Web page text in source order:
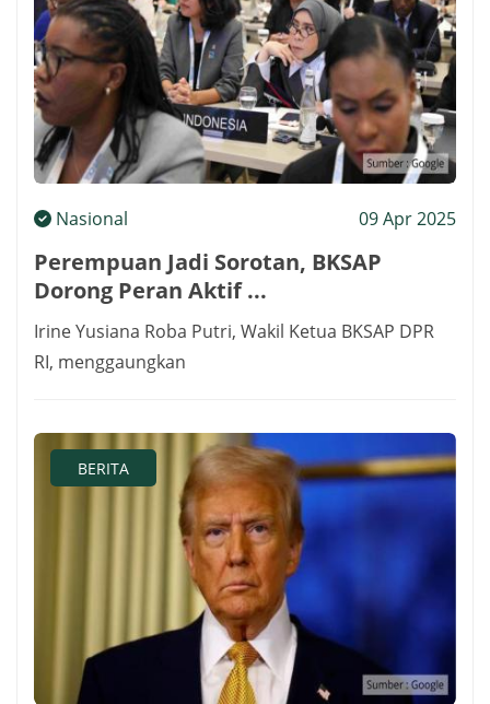
Nasional 09 Apr 2025
Perempuan Jadi Sorotan, BKSAP
Dorong Peran Aktif ...
Irine Yusiana Roba Putri, Wakil Ketua BKSAP DPR
RI, menggaungkan
BERITA